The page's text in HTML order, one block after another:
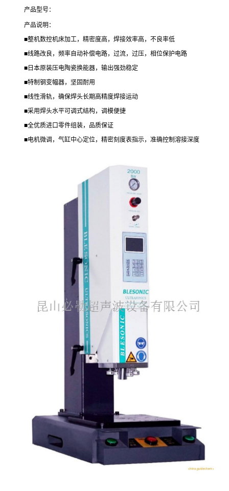
产品型号：
产品说明：
■整机数控机床加工，精密度高，焊接效率高，不良率低
■线路改良，频率自动补偿电路，过流，过压，相位保护电路
■日本原装压电陶瓷换能器，输出强劲稳定
■特制钢变幅器，坚固耐用
■线性滑轨，确保焊头长期高精度焊接运动
■采用焊头水平可调式结构，调模便捷
■全优质进口零件组装，品质保证
■电机微调，气缸中心定位，精密刻度表指示，准确控制溶接深度